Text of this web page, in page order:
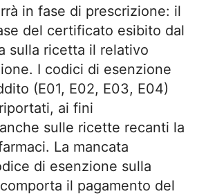
in fase di prescrizione: il
del certificato esibito dal
sulla ricetta il relativo
I codici di esenzione
(E01, E02, E03, E04)
ai fini
sulle ricette recanti la
La mancata
di esenzione sulla
il pagamento del